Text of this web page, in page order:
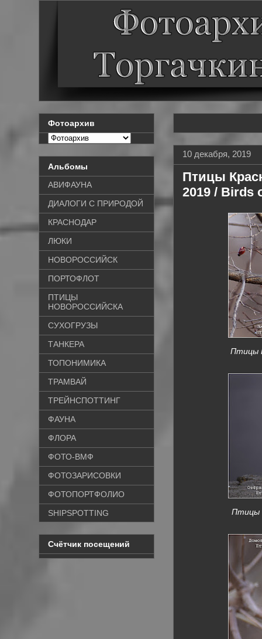
10 декабря, 2019
Птицы
2019 / Birds
Птицы
Птицы
Фотоархив
Альбомы
АВИФАУНА
ДИАЛОГИ С ПРИРОДОЙ
КРАСНОДАР
ЛЮКИ
НОВОРОССИЙСК
ПОРТОФЛОТ
ПТИЦЫ
НОВОРОССИЙСКА
СУХОГРУЗЫ
ТАНКЕРА
ТОПОНИМИКА
ТРАМВАЙ
ТРЕЙНСПОТТИНГ
ФАУНА
ФЛОРА
ФОТО-ВМФ
ФОТОЗАРИСОВКИ
ФОТОПОРТФОЛИО
SHIPSPOTTING
Счётчик посещений